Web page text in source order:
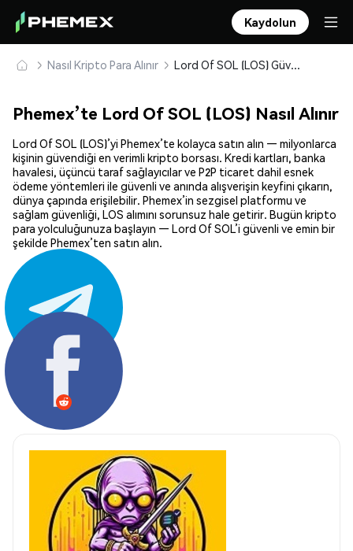
Kaydolun
Nasıl Kripto Para Alınır Lord Of SOL (LOS) Güvenle Satın Alın ve Saklayın
Phemex’te Lord Of SOL (LOS) Nasıl Alınır
Lord Of SOL (LOS)’yi Phemex’te kolayca satın alın — milyonlarca
kişinin güvendiği en verimli kripto borsası. Kredi kartları, banka
havalesi, üçüncü taraf sağlayıcılar ve P2P ticaret dahil esnek
ödeme yöntemleri ile güvenli ve anında alışverişin keyfini çıkarın,
dünya çapında erişilebilir. Phemex’in sezgisel platformu ve
sağlam güvenliği, LOS alımını sorunsuz hale getirir. Bugün kripto
para yolculuğunuza başlayın — Lord Of SOL’i güvenli ve emin bir
şekilde Phemex’ten satın alın.
Paylaş: